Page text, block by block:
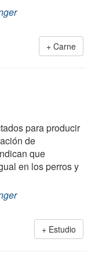
Carne
para producir
de
que
en los perros y
Estudio